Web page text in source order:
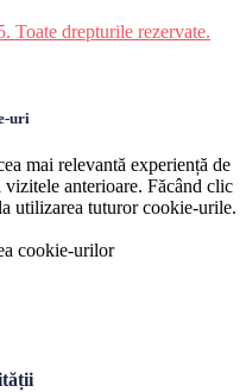
drepturile rezervate.
uri
mai relevantă experiență de
anterioare. Făcând clic
utilizarea tuturor cookie-urile.
cookie-urilor